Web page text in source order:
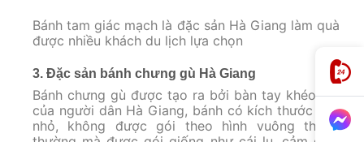
Bánh tam giác mạch là đặc sản Hà Giang làm quà
được nhiều khách du lịch lựa chọn
3. Đặc sản bánh chưng gù Hà Giang
Bánh chưng gù được tạo ra bởi bàn tay khéo léo
của người dân Hà Giang, bánh có kích thước khá
nhỏ, không được gói theo hình vuông thông